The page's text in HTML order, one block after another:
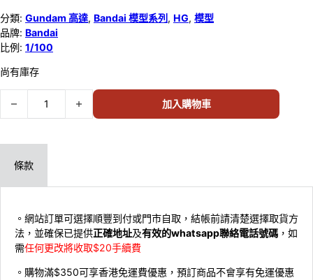
分類: Gundam 高達, Bandai 模型系列 , HG, 模型
品牌: Bandai
比例: 1/100
尚有庫存
Bandai 1/100 HG YF-29 DURANDAL VALKYRIE (MAX JENIUS
加入購物車
條款
。網站訂單可選擇順豐到付或門市自取，結帳前請清楚選擇取貨方
法，並確保已提供正確地址及有效的whatsapp聯絡電話號碼 ，如
需任何更改將收取$20手續費
。購物滿$350可享香港免運費優惠，預訂商品不會享有免運優惠